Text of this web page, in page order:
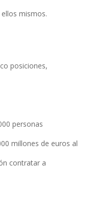
mismos.
posiciones,
personas
millones de euros al
contratar a